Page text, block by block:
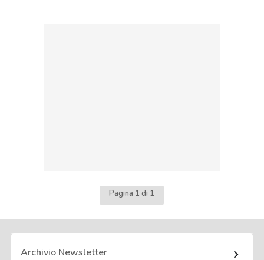
Pagina 1 di 1
Archivio Newsletter